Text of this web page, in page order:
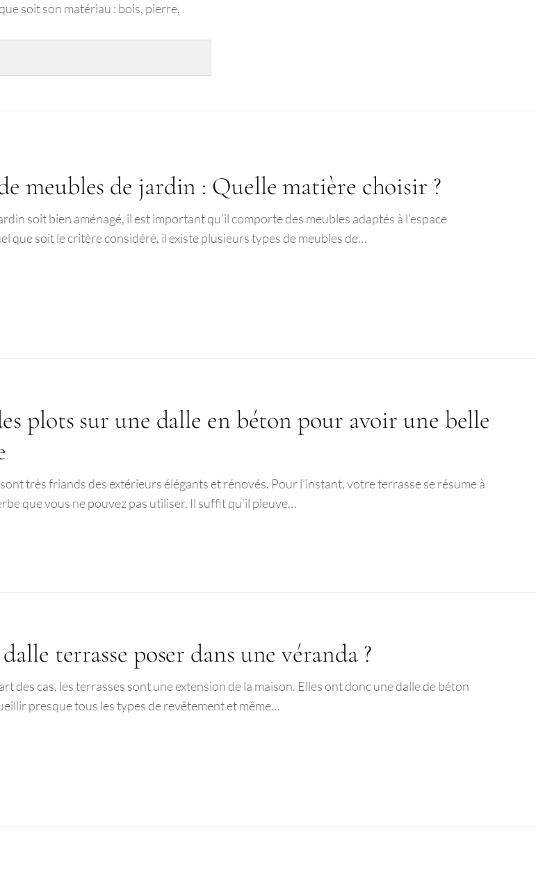
soit son matériau : bois, pierre,
meubles de jardin : Quelle matière choisir ?
soit bien aménagé, il est important qu’il comporte des meubles adaptés à l’espace
que soit le critère considéré, il existe plusieurs types de meubles de…
plots sur une dalle en béton pour avoir une belle
très friands des extérieurs élégants et rénovés. Pour l’instant, votre terrasse se résume à
que vous ne pouvez pas utiliser. Il suffit qu’il pleuve…
terrasse poser dans une véranda ?
des cas, les terrasses sont une extension de la maison. Elles ont donc une dalle de béton
presque tous les types de revêtement et même…